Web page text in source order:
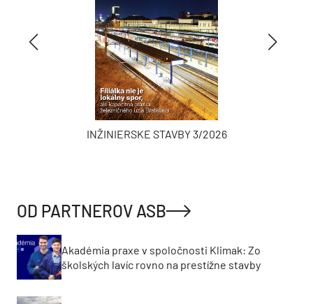
INŽINIERSKE STAVBY 3/2026
OD PARTNEROV ASB
Akadémia praxe v spoločnosti Klimak: Zo
školských lavíc rovno na prestížne stavby